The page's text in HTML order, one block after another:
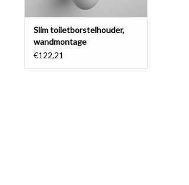
Slim toiletborstelhouder,
wandmontage
€122,21